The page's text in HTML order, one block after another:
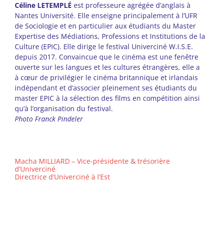
Céline LETEMPLÉ est professeure agrégée d’anglais à
Nantes Université. Elle enseigne principalement à l’UFR
de Sociologie et en particulier aux étudiants du Master
Expertise des Médiations, Professions et Institutions de la
Culture (EPIC). Elle dirige le festival Univerciné W.I.S.E.
depuis 2017. Convaincue que le cinéma est une fenêtre
ouverte sur les langues et les cultures étrangères, elle a
à cœur de privilégier le cinéma britannique et irlandais
indépendant et d’associer pleinement ses étudiants du
master EPIC à la sélection des films en compétition ainsi
qu’à l’organisation du festival.
Photo Franck Pindeler
Macha MILLIARD – Vice-présidente & trésorière
d’Univerciné
Directrice d’Univerciné à l’Est